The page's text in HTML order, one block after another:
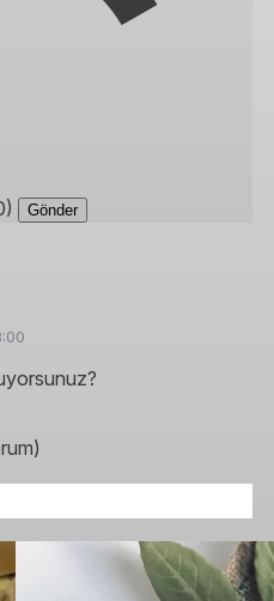
Gönder